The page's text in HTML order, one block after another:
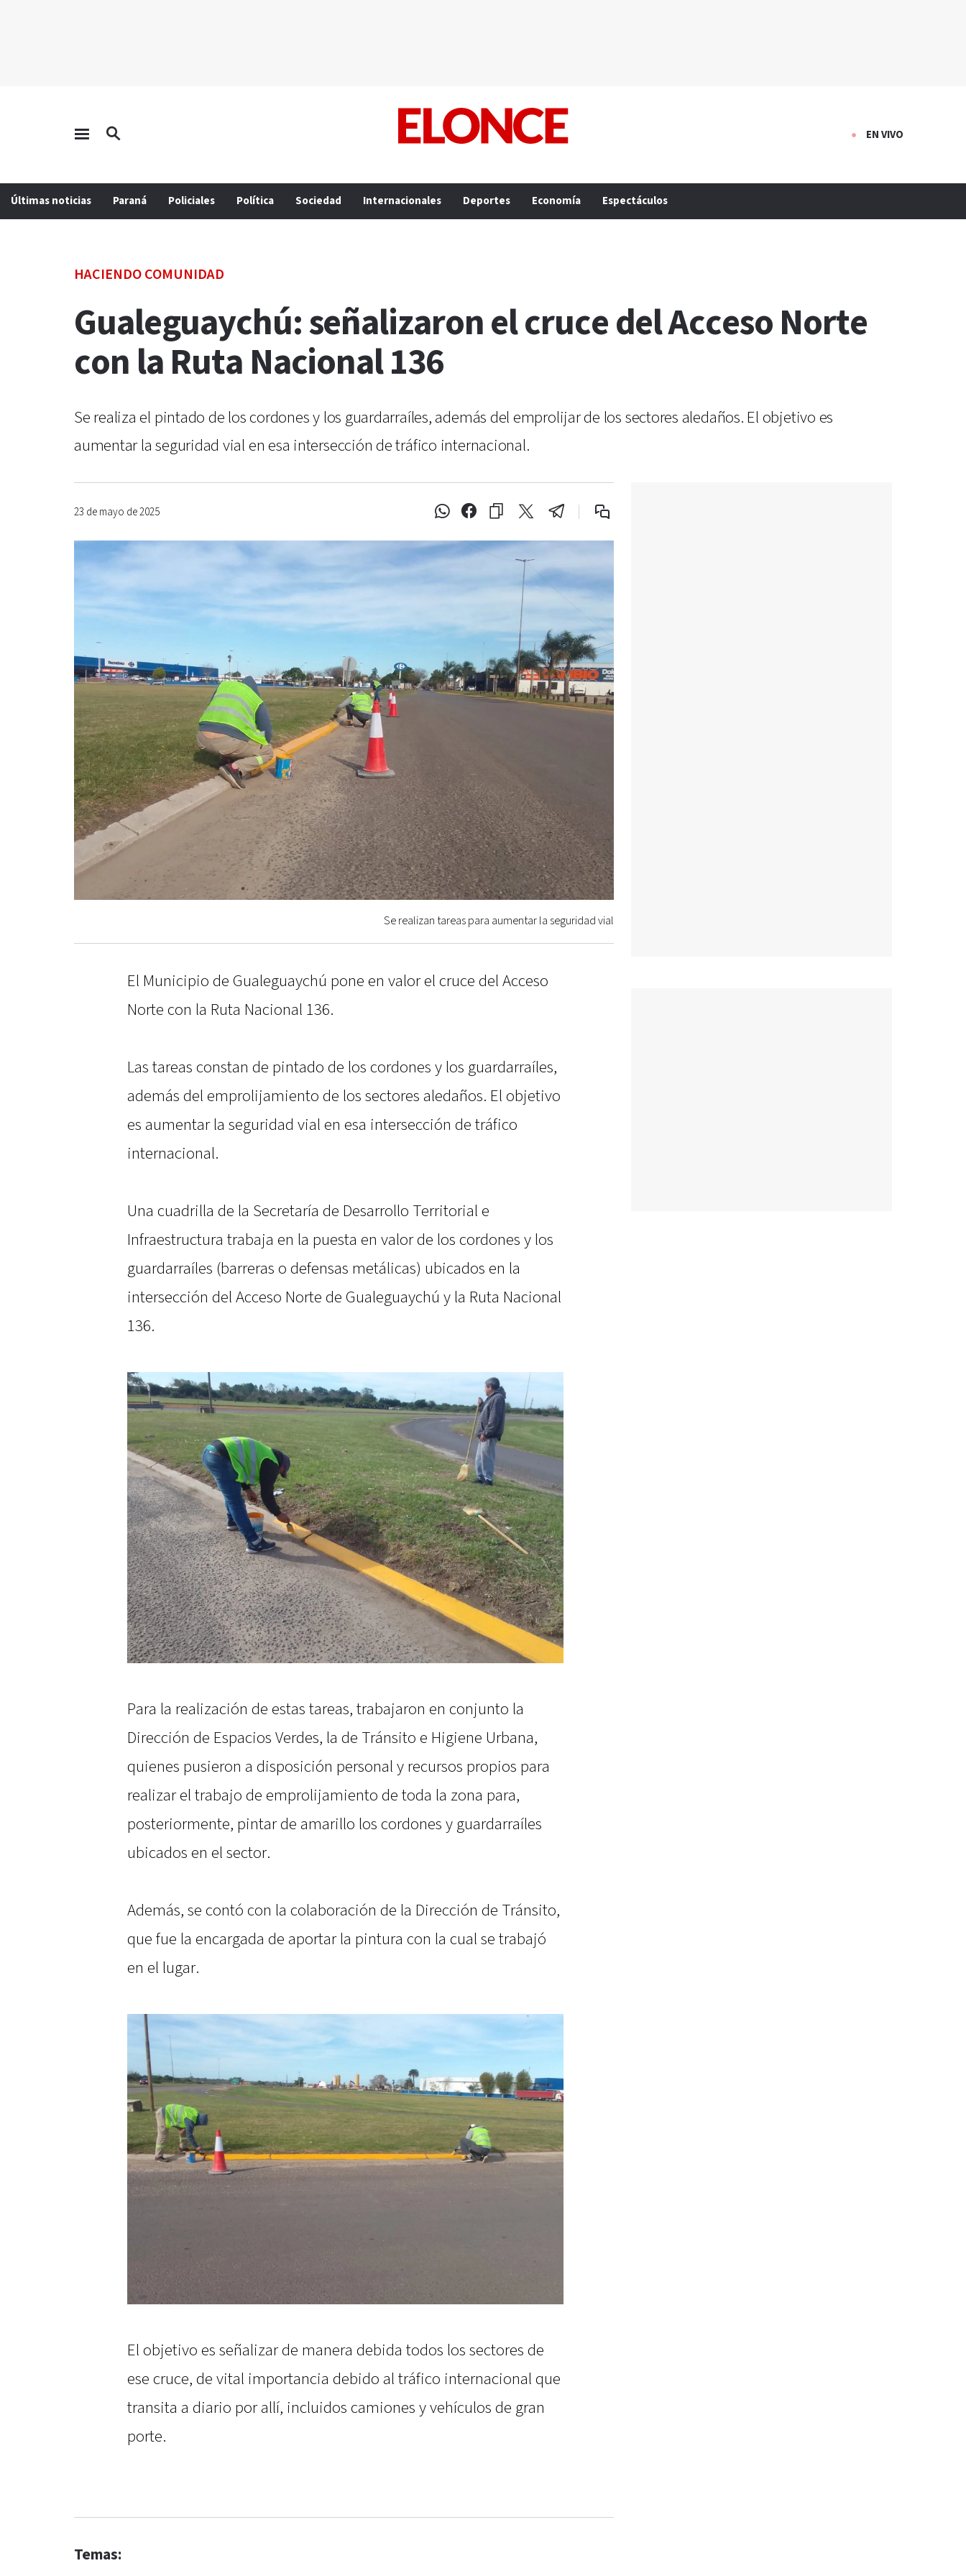
EN VIVO
Últimas noticias Paraná Policiales Política Sociedad Internacionales Deportes Economía Espectáculos
HACIENDO COMUNIDAD
Gualeguaychú: señalizaron el cruce del Acceso Norte
con la Ruta Nacional 136
Se realiza el pintado de los cordones y los guardarraíles, además del emprolijar de los sectores aledaños. El objetivo es
aumentar la seguridad vial en esa intersección de tráfico internacional.
23 de mayo de 2025
Se realizan tareas para aumentar la seguridad vial
El Municipio de Gualeguaychú pone en valor el cruce del Acceso
Norte con la Ruta Nacional 136.
Las tareas constan de pintado de los cordones y los guardarraíles,
además del emprolijamiento de los sectores aledaños. El objetivo
es aumentar la seguridad vial en esa intersección de tráfico
internacional.
Una cuadrilla de la Secretaría de Desarrollo Territorial e
Infraestructura trabaja en la puesta en valor de los cordones y los
guardarraíles (barreras o defensas metálicas) ubicados en la
intersección del Acceso Norte de Gualeguaychú y la Ruta Nacional
136.
Para la realización de estas tareas, trabajaron en conjunto la
Dirección de Espacios Verdes, la de Tránsito e Higiene Urbana,
quienes pusieron a disposición personal y recursos propios para
realizar el trabajo de emprolijamiento de toda la zona para,
posteriormente, pintar de amarillo los cordones y guardarraíles
ubicados en el sector.
Además, se contó con la colaboración de la Dirección de Tránsito,
que fue la encargada de aportar la pintura con la cual se trabajó
en el lugar.
El objetivo es señalizar de manera debida todos los sectores de
ese cruce, de vital importancia debido al tráfico internacional que
transita a diario por allí, incluidos camiones y vehículos de gran
porte.
Temas: